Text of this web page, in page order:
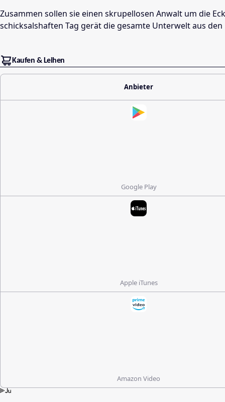
Zusammen sollen sie einen skrupellosen Anwalt um die
schicksalshaften Tag gerät die gesamte Unterwelt aus den
Kaufen & Leihen
Anbieter
Google Play
Apple iTunes
Amazon Video